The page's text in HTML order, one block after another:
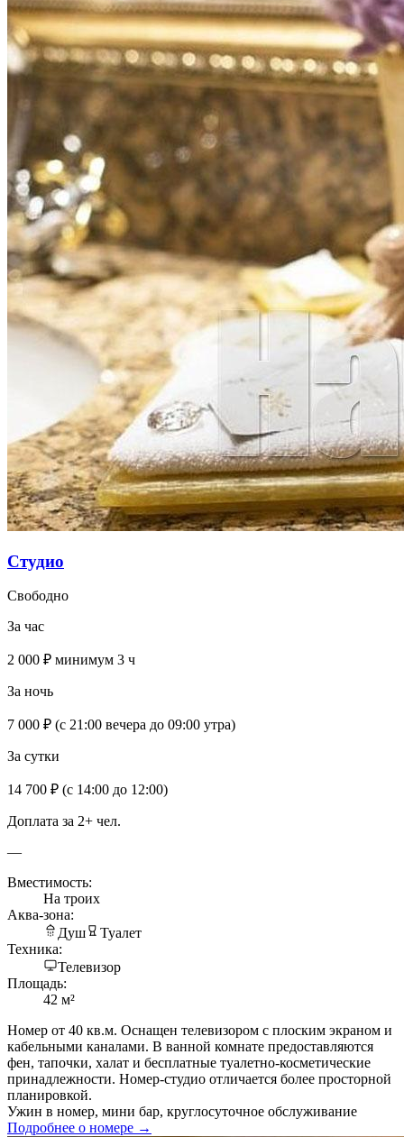
Студио
Свободно
За час
2 000 ₽ минимум 3 ч
За ночь
7 000 ₽ (с 21:00 вечера до 09:00 утра)
За сутки
14 700 ₽ (с 14:00 до 12:00)
Доплата за 2+ чел.
—
Вместимость:
На троих
Аква-зона:
Душ
Туалет
Техника:
Телевизор
Площадь:
42 м²
Номер от 40 кв.м. Оснащен телевизором с плоским экраном и
кабельными каналами. В ванной комнате предоставляются
фен, тапочки, халат и бесплатные туалетно-косметические
принадлежности. Номер-студио отличается более просторной
планировкой.
Ужин в номер, мини бар, круглосуточное обслуживание
Подробнее о номере →